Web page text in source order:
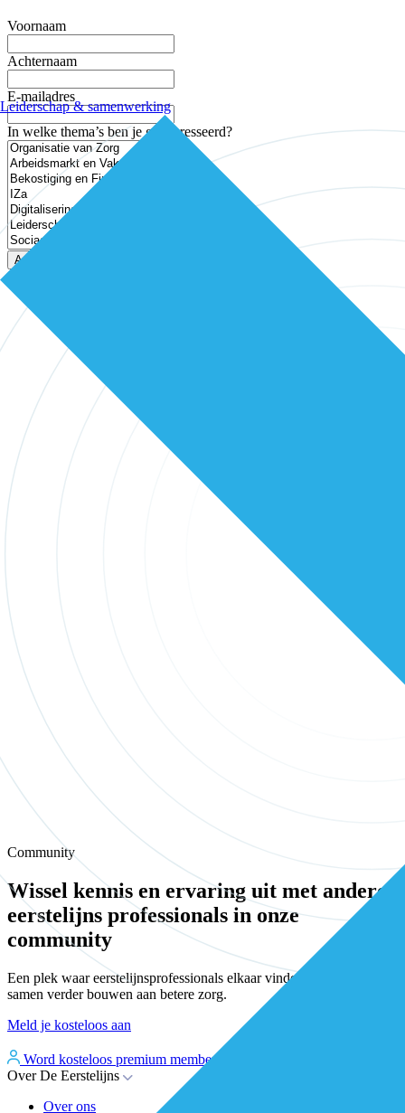
Leiderschap & samenwerking
Voornaam
Achternaam
E-mailadres
In welke thema’s ben je geïnteresseerd?
Aanmelden
Community
Wissel kennis en ervaring uit met andere
eerstelijns professionals in onze
community
Een plek waar eerstelijnsprofessionals elkaar vinden, versterken en
samen verder bouwen aan betere zorg.
Meld je kosteloos aan
Word kosteloos premium member
Over De Eerstelijns
Over ons